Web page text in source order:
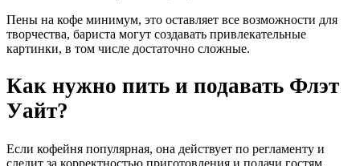
Пены на кофе минимум, это оставляет все возможности для
творчества, бариста могут создавать привлекательные
картинки, в том числе достаточно сложные.
Как нужно пить и подавать Флэт
Уайт?
Если кофейня популярная, она действует по регламенту и
следит за корректностью приготовления и подачи гостям.